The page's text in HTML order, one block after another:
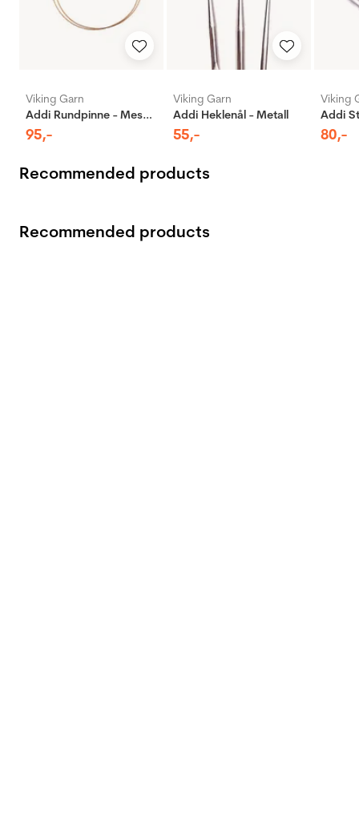
Viking Garn
Addi Rundpinne - Messing
95,-
Viking Garn
Addi Heklenål - Metall
55,-
Viking
80,-
Recommended products
Recommended products